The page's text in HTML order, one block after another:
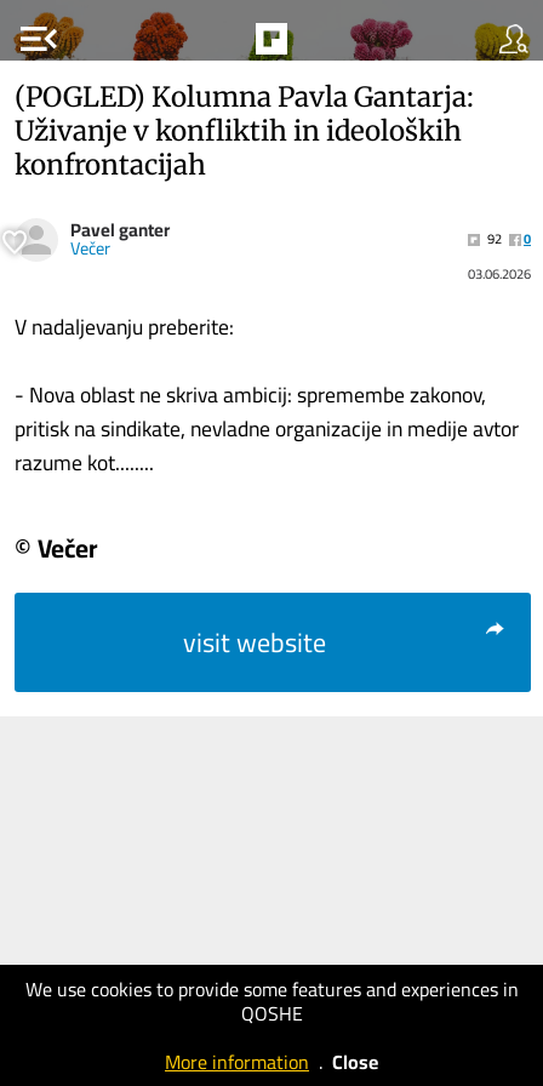
menu_open
We use cookies to provide some features and experiences in
QOSHE
More information . Close
(POGLED) Kolumna Pavla Gantarja:
Uživanje v konfliktih in ideoloških
konfrontacijah
Pavel ganter
Večer 92
0
03.06.2026
V nadaljevanju preberite:
- Nova oblast ne skriva ambicij: spremembe zakonov,
pritisk na sindikate, nevladne organizacije in medije avtor
razume kot........
© Večer
visit website